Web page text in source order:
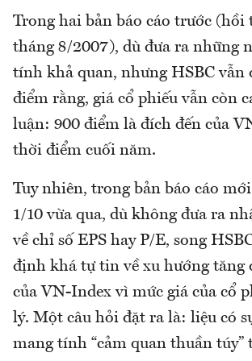
Trong hai bản báo cáo trước (hồi
tháng 8/2007), dù đưa ra những
tính khả quan, nhưng HSBC vẫn
điểm rằng, giá cổ phiếu vẫn còn
luận: 900 điểm là đích đến của
thời điểm cuối năm.
Tuy nhiên, trong bản báo cáo
1/10 vừa qua, dù không đưa ra
về chỉ số EPS hay P/E, song
định khá tự tin về xu hướng tăng
của VN-Index vì mức giá của cổ
lý. Một câu hỏi đặt ra là: liệu có
mang tính “cảm quan thuần túy”